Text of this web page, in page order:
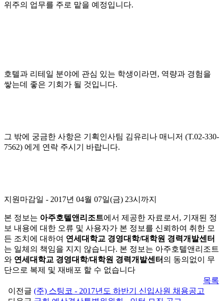
위주의 업무를 주로 맡을 예정입니다.
호텔과 리테일 분야에 관심 있는 학생이라면, 역량과 경험을
쌓는데 좋은 기회가 될 것입니다.
그 밖에 궁금한 사항은 기획인사팀 김유리나 매니저 (T.02-330-
7562) 에게 연락 주시기 바랍니다.
지원마감일 - 2017년 04월 07일(금) 23시까지
본 정보는 아주호텔앤리조트에서 제공한 자료로서, 기재된 정
보 내용에 대한 오류 및 사용자가 본 정보를 신뢰하여 취한 모
든 조치에 대하여 연세대학교 경영대학/대학원 경력개발센터
는 일체의 책임을 지지 않습니다. 본 정보는 아주호텔앤리조트
와 연세대학교 경영대학/대학원 경력개발센터 의 동의없이 무
단으로 복제 및 재배포 할 수 없습니다
목록
이전글 (주) 스팅코 - 2017년도 하반기 신입사원 채용공고